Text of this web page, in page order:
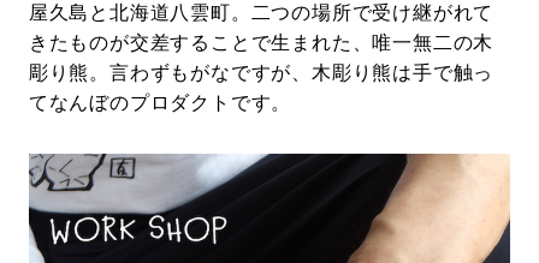
屋久島と北海道八雲町。二つの場所で受け継がれて
きたものが交差することで生まれた、唯一無二の木
彫り熊。言わずもがなですが、木彫り熊は手で触っ
てなんぼのプロダクトです。